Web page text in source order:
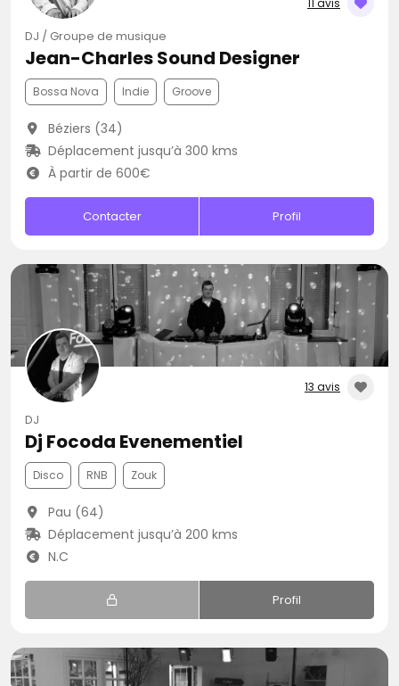
11 avis
DJ / Groupe de musique
Jean-Charles Sound Designer
Bossa Nova Indie Groove
Béziers (34)
Déplacement jusqu’à 300 kms
À partir de 600€
Contacter Profil
13 avis
DJ
Dj Focoda Evenementiel
Disco RNB Zouk
Pau (64)
Déplacement jusqu’à 200 kms
N.C
Profil